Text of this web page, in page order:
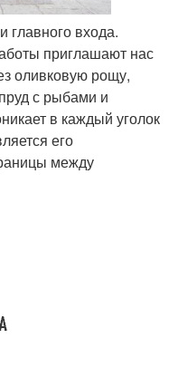
главного входа.
приглашают нас
оливковую рощу,
с рыбами и
в каждый уголок
его
между